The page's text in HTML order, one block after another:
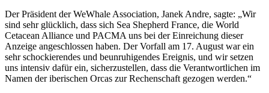
Der Präsident der WeWhale Association, Janek Andre, sagte: „Wir
sind sehr glücklich, dass sich Sea Shepherd France, die World
Cetacean Alliance und PACMA uns bei der Einreichung dieser
Anzeige angeschlossen haben. Der Vorfall am 17. August war ein
sehr schockierendes und beunruhigendes Ereignis, und wir setzen
uns intensiv dafür ein, sicherzustellen, dass die Verantwortlichen im
Namen der iberischen Orcas zur Rechenschaft gezogen werden.“